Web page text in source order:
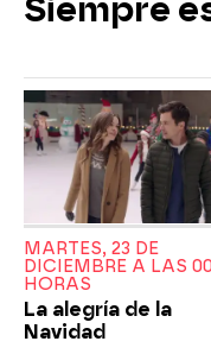
Siempre
MARTES, 23 DE
DICIEMBRE A LAS
HORAS
La alegría de la
Navidad